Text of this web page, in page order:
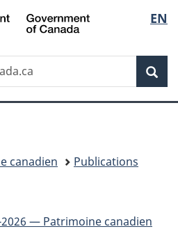
Passer
au
principal
Passer
à
Au
du
Passer
à
version
simplifiée
de
la
EN
canadien
Publications
— Patrimoine canadien